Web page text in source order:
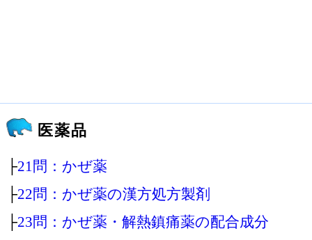
医薬品
├21問：かぜ薬
├22問：かぜ薬の漢方処方製剤
├23問：かぜ薬・解熱鎮痛薬の配合成分